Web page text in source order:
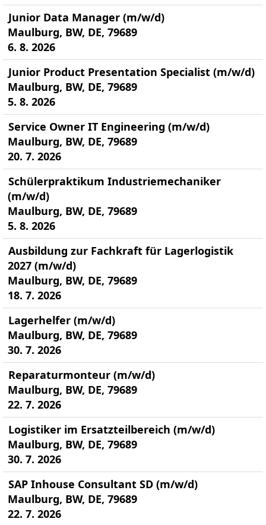
Junior Data Manager (m/w/d)
Maulburg, BW, DE, 79689
6. 8. 2026
Junior Product Presentation Specialist (m/w/d)
Maulburg, BW, DE, 79689
5. 8. 2026
Service Owner IT Engineering (m/w/d)
Maulburg, BW, DE, 79689
20. 7. 2026
Schülerpraktikum Industriemechaniker
(m/w/d)
Maulburg, BW, DE, 79689
5. 8. 2026
Ausbildung zur Fachkraft für Lagerlogistik
2027 (m/w/d)
Maulburg, BW, DE, 79689
18. 7. 2026
Lagerhelfer (m/w/d)
Maulburg, BW, DE, 79689
30. 7. 2026
Reparaturmonteur (m/w/d)
Maulburg, BW, DE, 79689
22. 7. 2026
Logistiker im Ersatzteilbereich (m/w/d)
Maulburg, BW, DE, 79689
30. 7. 2026
SAP Inhouse Consultant SD (m/w/d)
Maulburg, BW, DE, 79689
22. 7. 2026